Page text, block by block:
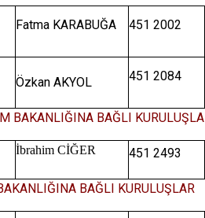
Fatma KARABUĞA 451 2002
Özkan AKYOL 451 2084
BAKANLIĞINA BAĞLI
İbrahim CİĞER 451 2493
BAĞLI KURULUŞLAR